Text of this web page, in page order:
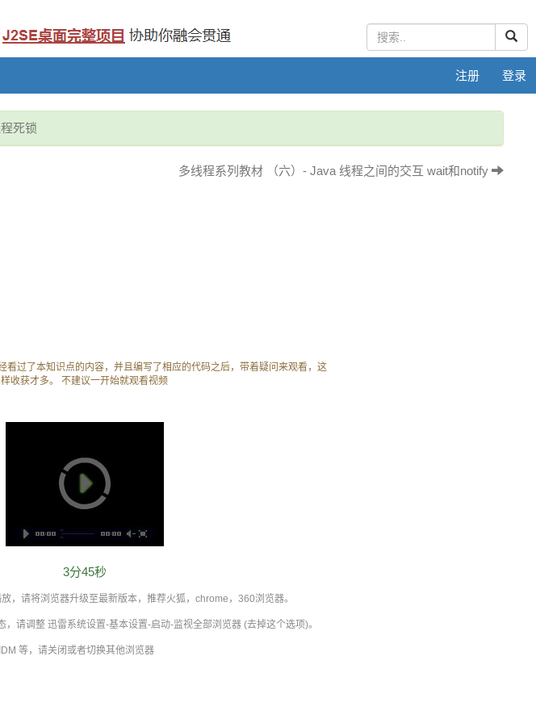
注册 登录
死锁
多线程系列教材 （六）- Java 线程之间的交互 wait和notify
看过了本知识点的内容，并且编写了相应的代码之后，带着疑问来观看，这
样收获才多。 不建议一开始就观看视频
3分45秒
，请将浏览器升级至最新版本，推荐火狐，chrome，360浏览器。
请调整 迅雷系统设置-基本设置-启动-监视全部浏览器 (去掉这个选项)。
等，请关闭或者切换其他浏览器